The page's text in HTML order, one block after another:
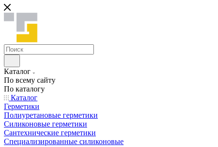
Каталог
По всему сайту
По каталогу
Каталог
Герметики
Полиуретановые герметики
Силиконовые герметики
Сантехнические герметики
Специализированные силиконовые